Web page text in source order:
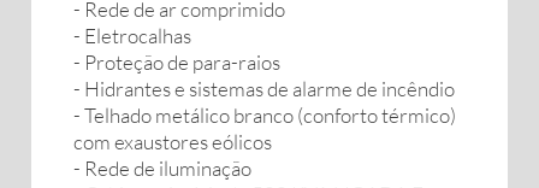
- Rede de ar comprimido
- Eletrocalhas
- Proteção de para-raios
- Hidrantes e sistemas de alarme de incêndio
- Telhado metálico branco (conforto térmico)
com exaustores eólicos
- Rede de iluminação